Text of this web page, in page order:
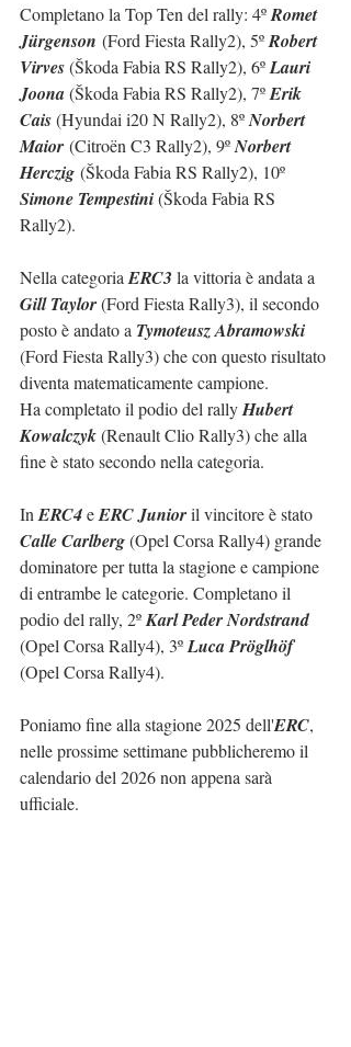
Completano la Top Ten del rally: 4º Romet
Jürgenson (Ford Fiesta Rally2), 5º Robert
Virves (Škoda Fabia RS Rally2), 6º Lauri
Joona (Škoda Fabia RS Rally2), 7º Erik
Cais (Hyundai i20 N Rally2), 8º Norbert
Maior (Citroën C3 Rally2), 9º Norbert
Herczig (Škoda Fabia RS Rally2), 10º
Simone Tempestini (Škoda Fabia RS
Rally2).
Nella categoria ERC3 la vittoria è andata a
Gill Taylor (Ford Fiesta Rally3), il secondo
posto è andato a Tymoteusz Abramowski
(Ford Fiesta Rally3) che con questo risultato
diventa matematicamente campione.
Ha completato il podio del rally Hubert
Kowalczyk (Renault Clio Rally3) che alla
fine è stato secondo nella categoria.
In ERC4 e ERC Junior il vincitore è stato
Calle Carlberg (Opel Corsa Rally4) grande
dominatore per tutta la stagione e campione
di entrambe le categorie. Completano il
podio del rally, 2º Karl Peder Nordstrand
(Opel Corsa Rally4), 3º Luca Pröglhöf
(Opel Corsa Rally4).
Poniamo fine alla stagione 2025 dell'ERC,
nelle prossime settimane pubblicheremo il
calendario del 2026 non appena sarà
ufficiale.